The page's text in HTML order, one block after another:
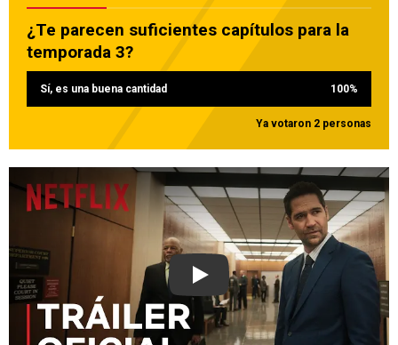
¿Te parecen suficientes capítulos para la
temporada 3?
Sí, es una buena cantidad 100%
Ya votaron 2 personas
Play